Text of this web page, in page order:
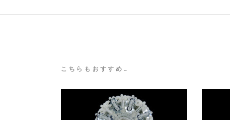
こちらもおすすめ…